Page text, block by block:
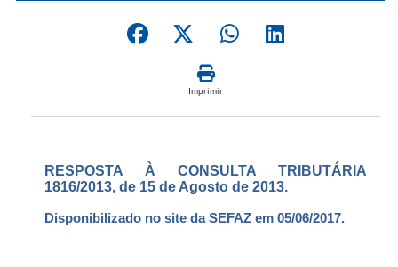
Imprimir
RESPOSTA À CONSULTA TRIBUTÁRIA
1816/2013, de 15 de Agosto de 2013.
Disponibilizado no site da SEFAZ em 05/06/2017.